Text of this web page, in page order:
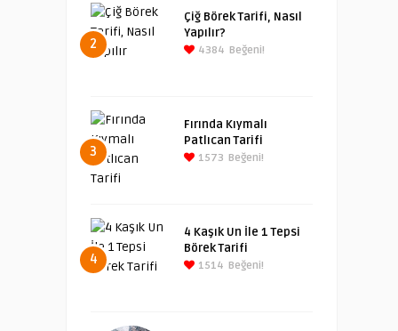
2
Çiğ Börek Tarifi, Nasıl
Yapılır?
4384 Beğeni!
3
Fırında Kıymalı
Patlıcan Tarifi
1573 Beğeni!
4
4 Kaşık Un İle 1 Tepsi
Börek Tarifi
1514 Beğeni!